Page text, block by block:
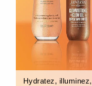
Hydratez,